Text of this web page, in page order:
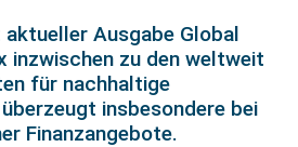
Ausgabe Global
inzwischen zu den weltweit
für nachhaltige
insbesondere bei
Finanzangebote.